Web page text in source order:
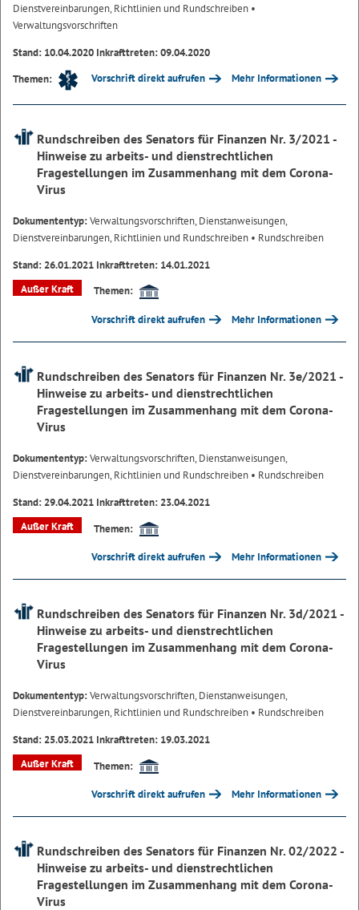
Dienstvereinbarungen, Richtlinien und Rundschreiben •
Verwaltungsvorschriften
Stand: 10.04.2020 Inkrafttreten: 09.04.2020
Themen:
Vorschrift direkt aufrufen Mehr Informationen
Rundschreiben des Senators für Finanzen Nr. 3/2021 -
Hinweise zu arbeits- und dienstrechtlichen
Fragestellungen im Zusammenhang mit dem Corona-
Virus
Dokumententyp:Verwaltungsvorschriften, Dienstanweisungen,
Dienstvereinbarungen, Richtlinien und Rundschreiben • Rundschreiben
Stand: 26.01.2021 Inkrafttreten: 14.01.2021
Außer Kraft
Themen:
Vorschrift direkt aufrufen Mehr Informationen
Rundschreiben des Senators für Finanzen Nr. 3e/2021 -
Hinweise zu arbeits- und dienstrechtlichen
Fragestellungen im Zusammenhang mit dem Corona-
Virus
Dokumententyp:Verwaltungsvorschriften, Dienstanweisungen,
Dienstvereinbarungen, Richtlinien und Rundschreiben • Rundschreiben
Stand: 29.04.2021 Inkrafttreten: 23.04.2021
Außer Kraft
Themen:
Vorschrift direkt aufrufen Mehr Informationen
Rundschreiben des Senators für Finanzen Nr. 3d/2021 -
Hinweise zu arbeits- und dienstrechtlichen
Fragestellungen im Zusammenhang mit dem Corona-
Virus
Dokumententyp:Verwaltungsvorschriften, Dienstanweisungen,
Dienstvereinbarungen, Richtlinien und Rundschreiben • Rundschreiben
Stand: 25.03.2021 Inkrafttreten: 19.03.2021
Außer Kraft
Themen:
Vorschrift direkt aufrufen Mehr Informationen
Rundschreiben des Senators für Finanzen Nr. 02/2022 -
Hinweise zu arbeits- und dienstrechtlichen
Fragestellungen im Zusammenhang mit dem Corona-
Virus